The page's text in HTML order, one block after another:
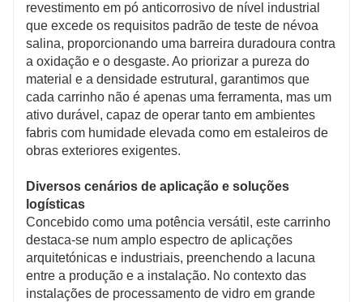
revestimento em pó anticorrosivo de nível industrial
que excede os requisitos padrão de teste de névoa
salina, proporcionando uma barreira duradoura contra
a oxidação e o desgaste. Ao priorizar a pureza do
material e a densidade estrutural, garantimos que
cada carrinho não é apenas uma ferramenta, mas um
ativo durável, capaz de operar tanto em ambientes
fabris com humidade elevada como em estaleiros de
obras exteriores exigentes.
Diversos cenários de aplicação e soluções
logísticas
Concebido como uma potência versátil, este carrinho
destaca-se num amplo espectro de aplicações
arquitetónicas e industriais, preenchendo a lacuna
entre a produção e a instalação. No contexto das
instalações de processamento de vidro em grande